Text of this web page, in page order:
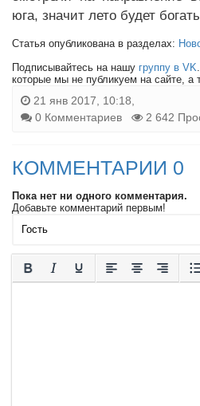
юга, значит лето будет
Статья опубликована в разделах:
Подписывайтесь на нашу группу в VK
которые мы не публикуем на сайте, а
21 янв 2017, 10:18,
0 Комментариев
2 642
КОММЕНТАРИИ 0
Пока нет ни одного комментария.
Добавьте комментарий первым!